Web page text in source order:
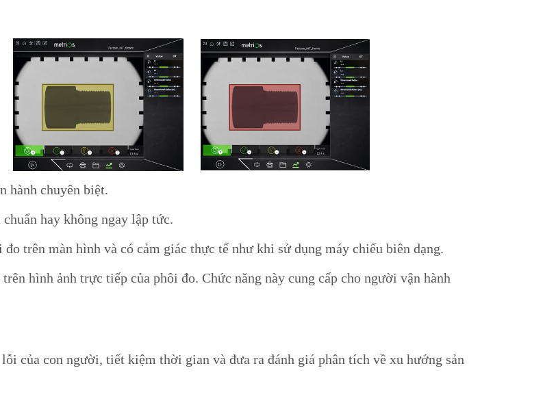
hành chuyên biệt.
hay không ngay lập tức.
trên màn hình và có cảm giác thực tế như khi sử dụng máy chiếu biên dạng.
hình ảnh trực tiếp của phôi đo. Chức năng này cung cấp cho người vận hành
của con người, tiết kiệm thời gian và đưa ra đánh giá phân tích về xu hướng sản